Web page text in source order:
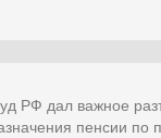
РФ дал важное
пенсии по